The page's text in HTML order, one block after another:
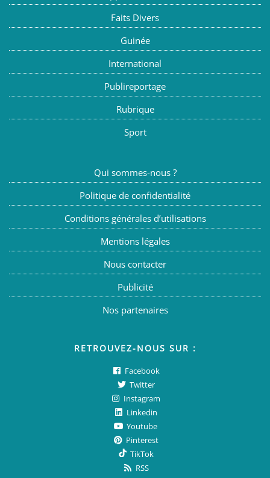
Faits Divers
Guinée
International
Publireportage
Rubrique
Sport
Qui sommes-nous ?
Politique de confidentialité
Conditions générales d’utilisations
Mentions légales
Nous contacter
Publicité
Nos partenaires
RETROUVEZ-NOUS SUR :
Facebook
Twitter
Instagram
Linkedin
Youtube
Pinterest
TikTok
RSS